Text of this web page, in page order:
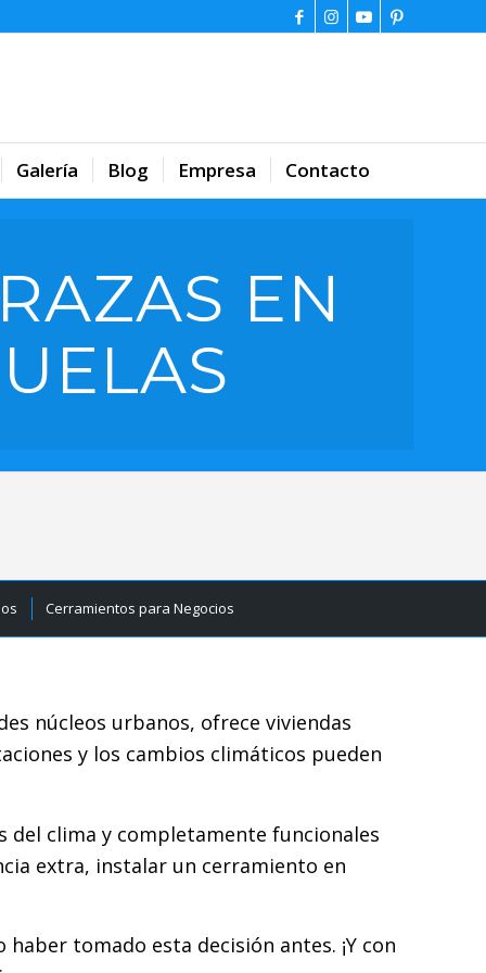
Galería Blog Empresa Contacto
EN
Cerramientos para Negocios
núcleos urbanos, ofrece viviendas
y los cambios climáticos pueden
clima y completamente funcionales
extra, instalar un cerramiento en
tomado esta decisión antes. ¡Y con